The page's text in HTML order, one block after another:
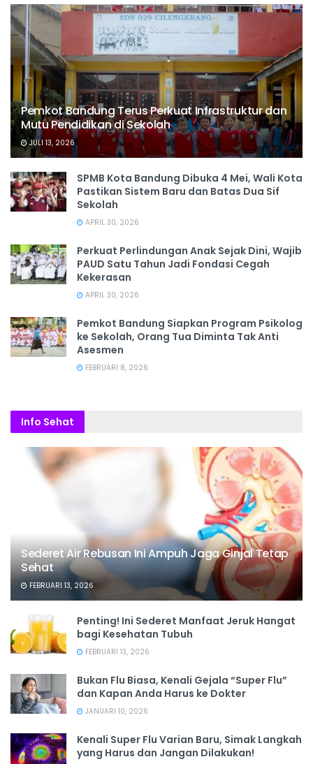
Pemkot Bandung Terus Perkuat Infrastruktur dan
Mutu Pendidikan di Sekolah
JULI 13, 2026
SPMB Kota Bandung Dibuka 4 Mei, Wali Kota
Pastikan Sistem Baru dan Batas Dua Sif
Sekolah
APRIL 30, 2026
Perkuat Perlindungan Anak Sejak Dini, Wajib
PAUD Satu Tahun Jadi Fondasi Cegah
Kekerasan
APRIL 30, 2026
Pemkot Bandung Siapkan Program Psikolog
ke Sekolah, Orang Tua Diminta Tak Anti
Asesmen
FEBRUARI 8, 2026
Info Sehat
Sederet Air Rebusan Ini Ampuh Jaga Ginjal Tetap
Sehat
FEBRUARI 13, 2026
Penting! Ini Sederet Manfaat Jeruk Hangat
bagi Kesehatan Tubuh
FEBRUARI 13, 2026
Bukan Flu Biasa, Kenali Gejala “Super Flu”
dan Kapan Anda Harus ke Dokter
JANUARI 10, 2026
Kenali Super Flu Varian Baru, Simak Langkah
yang Harus dan Jangan Dilakukan!